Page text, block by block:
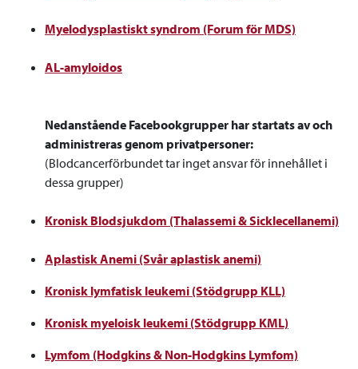
Myelodysplastiskt syndrom (Forum för MDS)
AL-amyloidos
Nedanstående Facebookgrupper har startats av och
administreras genom privatpersoner:
(Blodcancerförbundet tar inget ansvar för innehållet i
dessa grupper)
Kronisk Blodsjukdom (Thalassemi & Sicklecellanemi)
Aplastisk Anemi (Svår aplastisk anemi)
Kronisk lymfatisk leukemi (Stödgrupp KLL)
Kronisk myeloisk leukemi (Stödgrupp KML)
Lymfom (Hodgkins & Non-Hodgkins Lymfom)